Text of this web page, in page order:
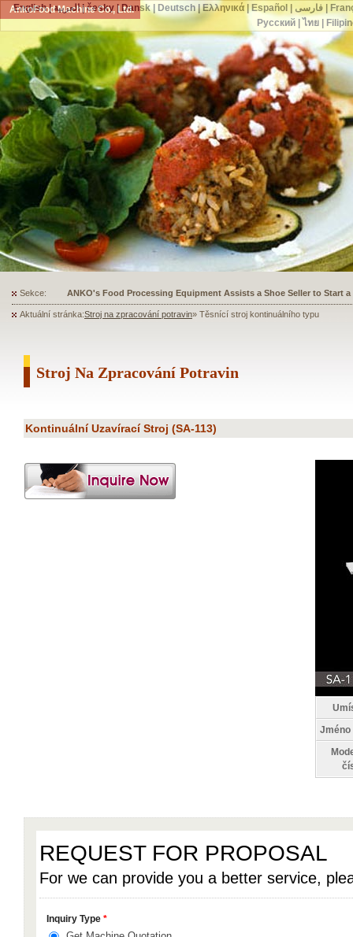
AnkoFood Machine Co., Ltd.
Sekce: ANKO's Food Processing Equipment Assists a Shoe Seller to Start
Aktuální stránka:Stroj na zpracování potravin» Těsnící stroj kontinuálního typu
Stroj Na Zpracování Potravin
Kontinuální Uzavírací Stroj (SA-113)
English|العربية|česky| Dansk| Deutsch|Ελληνικά|Español فارسی|
Русский| ไทย|